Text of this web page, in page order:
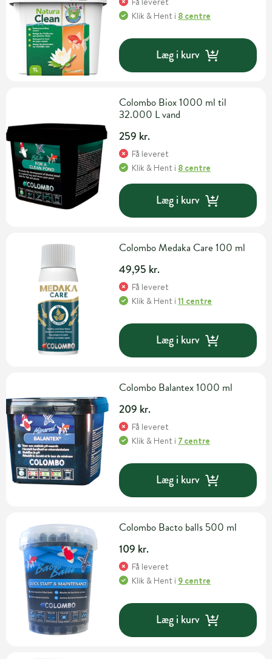
Klik & Hent i 8 centre
Læg i kurv
Colombo Biox 1000 ml til
32.000 L vand
259 kr.
Få leveret
Klik & Hent i 8 centre
Læg i kurv
Colombo Medaka Care 100 ml
49,95 kr.
Få leveret
Klik & Hent i11 centre
Læg i kurv
Colombo Balantex 1000 ml
209 kr.
Få leveret
Klik & Hent i 7 centre
Læg i kurv
Colombo Bacto balls 500 ml
109 kr.
Få leveret
Klik & Hent i 9 centre
Læg i kurv